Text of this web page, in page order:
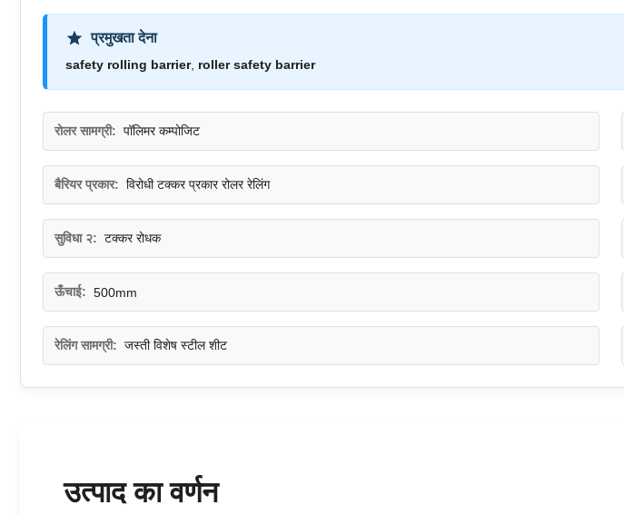
प्रमुखता देना
safety rolling barrier, roller safety barrier
रोलर सामग्री: पॉलिमर कम्पोजिट
बैरियर प्रकार: विरोधी टक्कर प्रकार रोलर रेलिंग
सुविधा २: टक्कर रोधक
ऊँचाई: 500mm
रेलिंग सामग्री: जस्ती विशेष स्टील शीट
उत्पाद का वर्णन